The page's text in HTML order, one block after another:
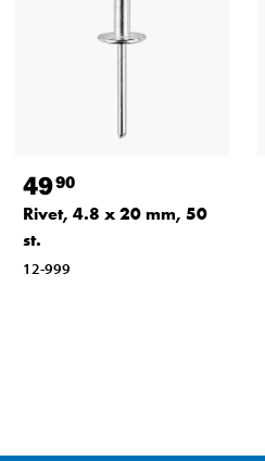
4990
Rivet, 4.8 x 20 mm, 50
st.
12-999